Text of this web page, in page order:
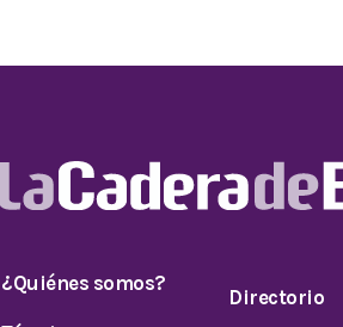
¿Quiénes somos?
Directorio